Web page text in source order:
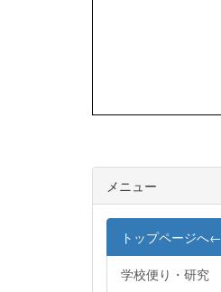
メニュー
トップページへ←
学校便り・研究